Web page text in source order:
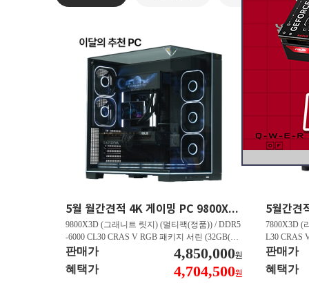
5월 월간견적 4K 게이밍 PC 9800X3D RTX 5070 Ti GY508
9800X3D (그래니트 릿지) (멀티팩(정품)) / DDR5
-6000 CL30 CRAS V RGB 패키지 서린 (32GB(16
Gx2)) / B850M AORUS ELITE WIFI6E 피씨디렉
트 / 지포스 RTX 5070 Ti GAMING OC D7 16GB
피씨디렉트 / EXCERIA 히트싱크 M.2 NVMe (2T
판매가 4,850,000원
혜택가 4,704,500원
7800X3D (
L30 CRAS
B850M
스 RTX
A 히트싱크
판매가
혜택가